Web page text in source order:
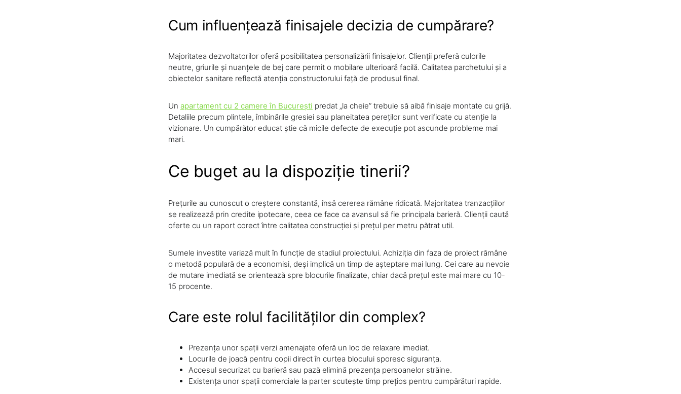
Cum influențează finisajele decizia de cumpărare?
Majoritatea dezvoltatorilor oferă posibilitatea personalizării finisajelor. Clienții preferă culorile
neutre, griurile și nuanțele de bej care permit o mobilare ulterioară facilă. Calitatea parchetului și a
obiectelor sanitare reflectă atenția constructorului față de produsul final.
Un apartament cu 2 camere în București predat „la cheie” trebuie să aibă finisaje montate cu grijă.
Detaliile precum plintele, îmbinările gresiei sau planeitatea pereților sunt verificate cu atenție la
vizionare. Un cumpărător educat știe că micile defecte de execuție pot ascunde probleme mai
mari.
Ce buget au la dispoziție tinerii?
Prețurile au cunoscut o creștere constantă, însă cererea rămâne ridicată. Majoritatea tranzacțiilor
se realizează prin credite ipotecare, ceea ce face ca avansul să fie principala barieră. Clienții caută
oferte cu un raport corect între calitatea construcției și prețul per metru pătrat util.
Sumele investite variază mult în funcție de stadiul proiectului. Achiziția din faza de proiect rămâne
o metodă populară de a economisi, deși implică un timp de așteptare mai lung. Cei care au nevoie
de mutare imediată se orientează spre blocurile finalizate, chiar dacă prețul este mai mare cu 10-
15 procente.
Care este rolul facilităților din complex?
Prezența unor spații verzi amenajate oferă un loc de relaxare imediat.
Locurile de joacă pentru copii direct în curtea blocului sporesc siguranța.
Accesul securizat cu barieră sau pază elimină prezența persoanelor străine.
Existența unor spații comerciale la parter scutește timp prețios pentru cumpărături rapide.